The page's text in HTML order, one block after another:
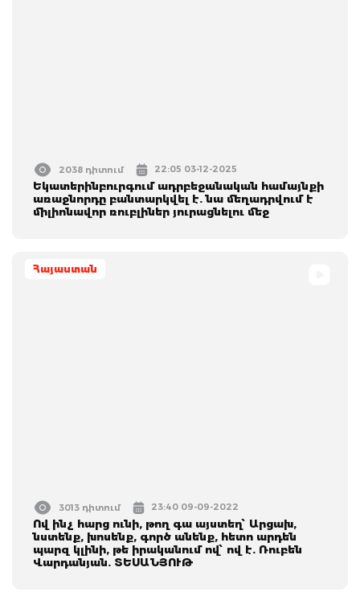
2038 դիտում 22:05 03-12-2025
Եկատերինբուրգում ադրբեջանական համայնքի
առաջնորդը բանտարկվել է. նա մեղադրվում է
միլիոնավոր ռուբլիներ յուրացնելու մեջ
Հայաստան
3013 դիտում 23:40 09-09-2022
Ով ինչ հարց ունի, թող գա այստեղ՝ Արցախ,
նստենք, խոսենք, գործ անենք, հետո արդեն
պարզ կլինի, թե իրականում ով՝ ով է. Ռուբեն
Վարդանյան. ՏԵՍԱՆՅՈՒԹ